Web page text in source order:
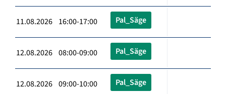
11.08.2026 16:00-17:00 Pal_Säge
12.08.2026 08:00-09:00 Pal_Säge
12.08.2026 09:00-10:00 Pal_Säge